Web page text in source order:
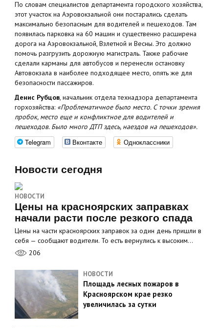
По словам специалистов департамента городского хозяйства,
этот участок на Аэровокзальной они постарались сделать
максимально безопасным для водителей и пешеходов. Там
появилась парковка на 60 машин и существенно расширена
дорога на Аэровокзальной, Взлетной и Весны. Это должно
помочь разгрузить дорожную магистраль. Также рабочие
сделали карманы для автобусов и перенесли остановку
Автовокзала в наиболее подходящее место, опять же для
безопасности пассажиров.
Денис Рубцов, начальник отдела технадзора департамента
горхозяйства: «Проблематичное было место. С точки зрения
пробок, место еще и конфликтное для водителей и
пешеходов. Было много ДТП здесь, наездов на пешеходов».
Telegram Вконтакте Одноклассники
Новости сегодня
НОВОСТИ
Цены на красноярских заправках
начали расти после резкого спада
Цены на части красноярских заправок за один день пришли в
себя — сообщают водители. То есть вернулись к высоким…
206
НОВОСТИ
Площадь лесных пожаров в
Красноярском крае резко
увеличилась за сутки